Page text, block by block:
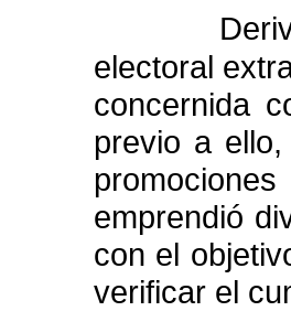
electoral
concernida
previo a ello,
promociones
emprendió
con el
verificar el